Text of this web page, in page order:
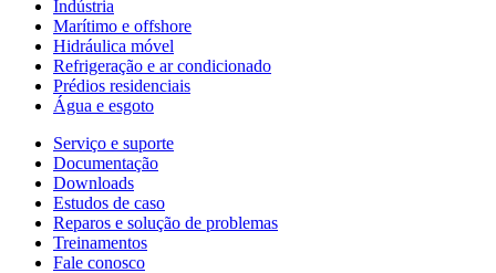
Indústria
Marítimo e offshore
Hidráulica móvel
Refrigeração e ar condicionado
Prédios residenciais
Água e esgoto
Serviço e suporte
Documentação
Downloads
Estudos de caso
Reparos e solução de problemas
Treinamentos
Fale conosco